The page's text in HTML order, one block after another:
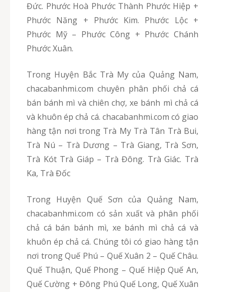
Đức. Phước Hoà Phước Thành Phước Hiệp +
Phước Năng + Phước Kim. Phước Lộc +
Phước Mỹ – Phước Công + Phước Chánh
Phước Xuân.
Trong Huyện Bắc Trà My của Quảng Nam,
chacabanhmi.com chuyên phân phối chả cá
bán bánh mì và chiên chợ, xe bánh mì chả cá
và khuôn ép chả cá. chacabanhmi.com có giao
hàng tận nơi trong Trà My Trà Tân Trà Bui,
Trà Nú – Trà Dương – Trà Giang, Trà Sơn,
Trà Kót Trà Giáp – Trà Đông. Trà Giác. Trà
Ka, Trà Đốc
Trong Huyện Quế Sơn của Quảng Nam,
chacabanhmi.com có sản xuất và phân phối
chả cá bán bánh mì, xe bánh mì chả cá và
khuôn ép chả cá. Chúng tôi có giao hàng tận
nơi trong Quế Phú – Quế Xuân 2 – Quế Châu.
Quế Thuận, Quế Phong – Quế Hiệp Quế An,
Quế Cường + Đông Phú Quế Long, Quế Xuân